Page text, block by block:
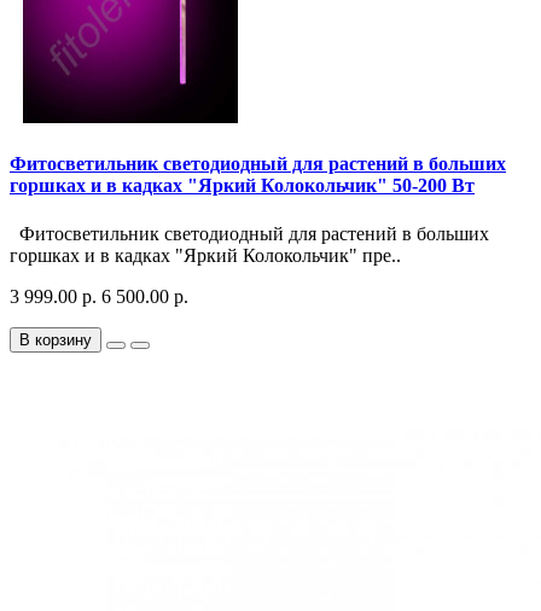
Фитосветильник светодиодный для растений в больших
горшках и в кадках "Яркий Колокольчик" 50-200 Вт
Фитосветильник светодиодный для растений в больших
горшках и в кадках "Яркий Колокольчик" пре..
3 999.00 р. 6 500.00 р.
В корзину